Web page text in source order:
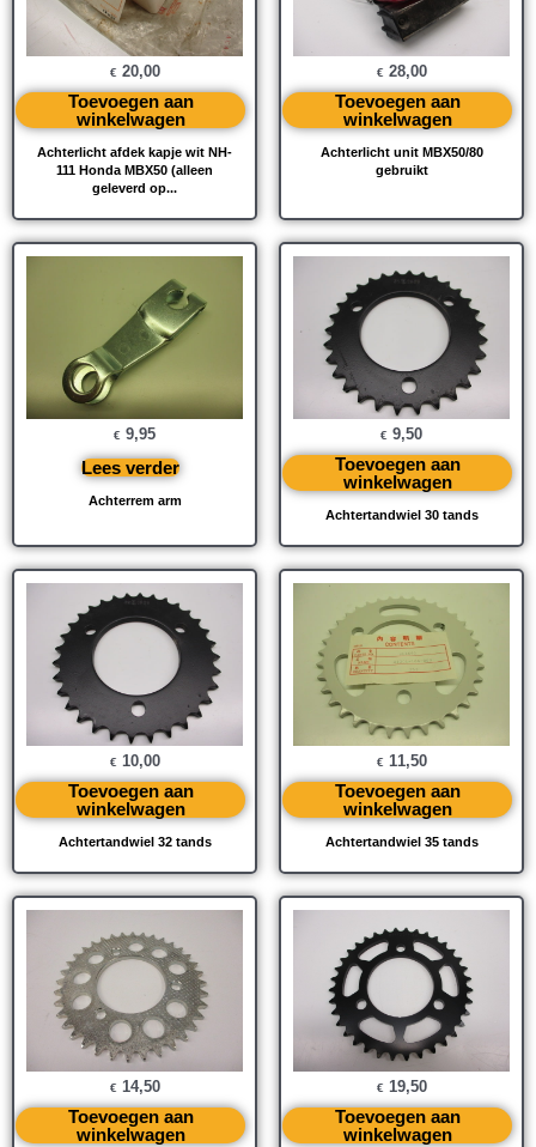
Achterlicht afdek kapje wit NH-
111 Honda MBX50 (alleen
geleverd op...
€ 20,00
Toevoegen aan
winkelwagen
Achterlicht unit MBX50/80
gebruikt
€ 28,00
Toevoegen aan
winkelwagen
Achterrem arm
€ 9,95
Lees verder
Achtertandwiel 30 tands
€ 9,50
Toevoegen aan
winkelwagen
Achtertandwiel 32 tands
€ 10,00
Toevoegen aan
winkelwagen
Achtertandwiel 35 tands
€ 11,50
Toevoegen aan
winkelwagen
€ 14,50
Toevoegen aan
winkelwagen
€ 19,50
Toevoegen aan
winkelwagen